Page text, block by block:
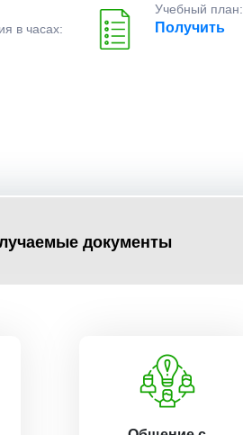
в часах:
Учебный план:
Получить
документы